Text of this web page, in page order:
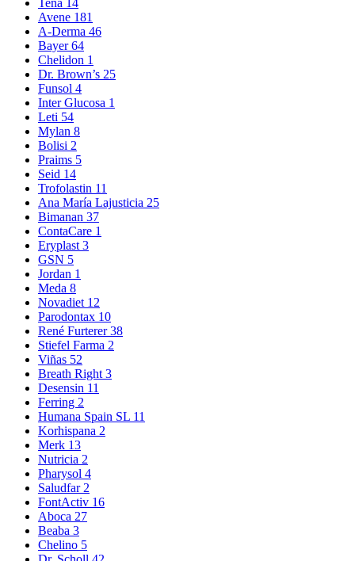
Avene 181
A-Derma 46
Bayer64
Chelidon 1
Dr. Brown’s 25
Funsol 4
Inter Glucosa 1
Leti 54
Mylan 8
Bolisi 2
Praims 5
Seid 14
Trofolastin 11
Ana María Lajusticia 25
Bimanan 37
ContaCare 1
Eryplast 3
GSN 5
Jordan 1
Meda 8
Novadiet 12
Parodontax 10
René Furterer38
Stiefel Farma 2
Viñas 52
Breath Right 3
Desensin 11
Ferring 2
Humana Spain SL 11
Korhispana 2
Merk 13
Nutricia 2
Pharysol 4
Saludfar 2
FontActiv 16
Aboca 27
Beaba 3
Chelino 5